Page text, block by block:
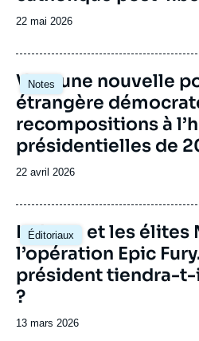
Date
publication
22 mai 2026
Notes
Image
principale
Vers une nouvelle
étrangère
recompositions à
présidentielles de
Date
publication
22 avril 2026
Éditoriaux
Image
principale
La base et les élites
l’opération Epic
président tiendra-t-
?
Date
13 mars 2026